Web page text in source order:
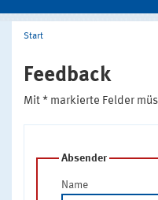
Start
Feedback
Mit * markierte Felder
Absender
Name